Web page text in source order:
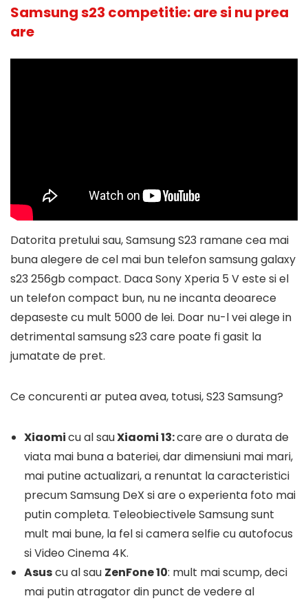
Samsung s23 competitie: are si nu prea
are
Datorita pretului sau, Samsung S23 ramane cea mai
buna alegere de cel mai bun telefon samsung galaxy
s23 256gb compact. Daca Sony Xperia 5 V este si el
un telefon compact bun, nu ne incanta deoarece
depaseste cu mult 5000 de lei. Doar nu-l vei alege in
detrimental samsung s23 care poate fi gasit la
jumatate de pret.
Ce concurenti ar putea avea, totusi, S23 Samsung?
Xiaomicu al sauXiaomi 13:care are o durata de
viata mai buna a bateriei, dar dimensiuni mai mari,
mai putine actualizari, a renuntat la caracteristici
precum Samsung DeX si are o experienta foto mai
putin completa. Teleobiectivele Samsung sunt
mult mai bune, la fel si camera selfie cu autofocus
si Video Cinema 4K.
Asuscu al sau ZenFone 10: mult mai scump, deci
mai putin atragator din punct de vedere al